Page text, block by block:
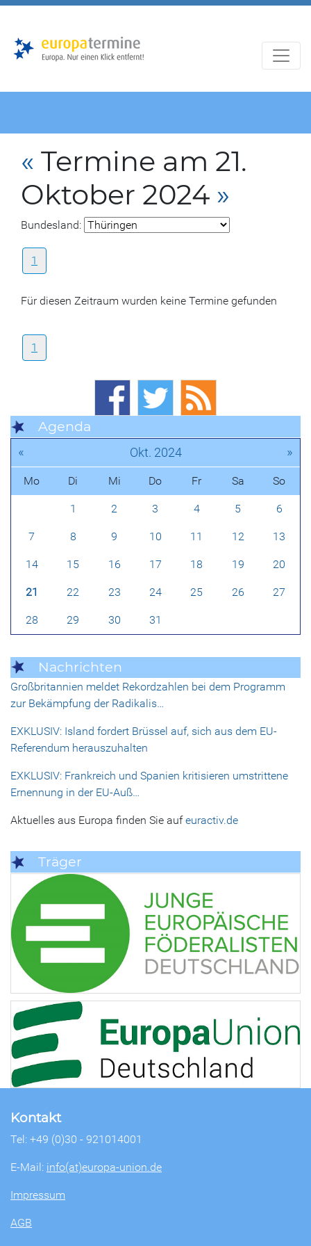
« Termine am 21.
Oktober 2024 »
Bundesland:
1
Für diesen Zeitraum wurden keine Termine gefunden
1
Agenda
« Okt. 2024 »
Mo Di Mi Do Fr Sa So
1 2 3 4 5 6
7 8 9 10 11 12 13
14 15 16 17 18 19 20
21 22 23 24 25 26 27
28 29 30 31
Nachrichten
Großbritannien meldet Rekordzahlen bei dem Programm
zur Bekämpfung der Radikalis…
EXKLUSIV: Island fordert Brüssel auf, sich aus dem EU-
Referendum herauszuhalten
EXKLUSIV: Frankreich und Spanien kritisieren umstrittene
Ernennung in der EU-Auß…
Aktuelles aus Europa finden Sie aufeuractiv.de
Träger
Kontakt
Tel: +49 (0)30 - 921014001
E-Mail: info(at)europa-union.de
Impressum
AGB